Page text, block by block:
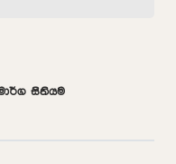
සිතියම